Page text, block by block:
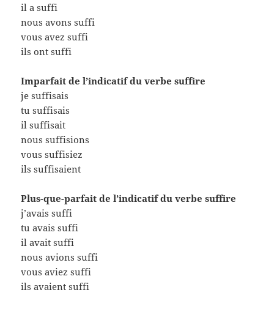
il a suffi
nous avons suffi
vous avez suffi
ils ont suffi
Imparfait de l’indicatif du verbe suffire
je suffisais
tu suffisais
il suffisait
nous suffisions
vous suffisiez
ils suffisaient
Plus-que-parfait de l’indicatif du verbe suffire
j’avais suffi
tu avais suffi
il avait suffi
nous avions suffi
vous aviez suffi
ils avaient suffi